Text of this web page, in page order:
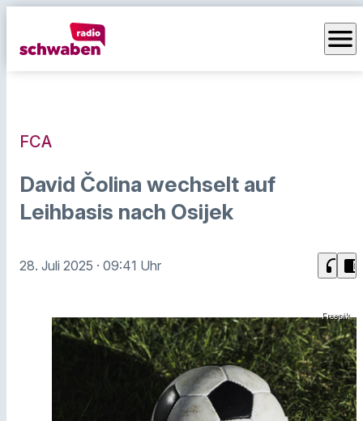
menu
FCA
David Čolina wechselt auf
Leihbasis nach Osijek
28. Juli 2025 · 09:41 Uhr headphones chrome_reader_mode
Freepik